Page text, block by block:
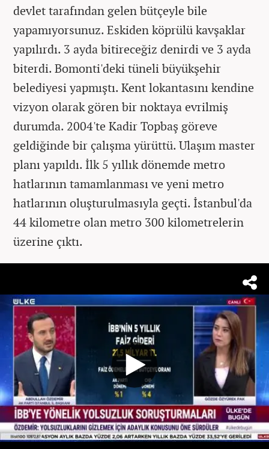
devlet tarafından gelen bütçeyle bile
yapamıyorsunuz. Eskiden köprülü kavşaklar
yapılırdı. 3 ayda bitireceğiz denirdi ve 3 ayda
biterdi. Bomonti'deki tüneli büyükşehir
belediyesi yapmıştı. Kent lokantasını kendine
vizyon olarak gören bir noktaya evrilmiş
durumda. 2004'te Kadir Topbaş göreve
geldiğinde bir çalışma yürüttü. Ulaşım master
planı yapıldı. İlk 5 yıllık dönemde metro
hatlarının tamamlanması ve yeni metro
hatlarının oluşturulmasıyla geçti. İstanbul'da
44 kilometre olan metro 300 kilometrelerin
üzerine çıktı.